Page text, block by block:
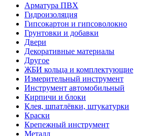
Арматура ПВХ
Гидроизоляция
Гипсокартон и гипсоволокно
Грунтовки и добавки
Двери
Декоративные материалы
Другое
ЖБИ кольца и комплектующие
Измерительный инструмент
Инструмент автомобильный
Кирпичи и блоки
Клея, шпатлёвки, штукатурки
Краски
Крепежный инструмент
Металл